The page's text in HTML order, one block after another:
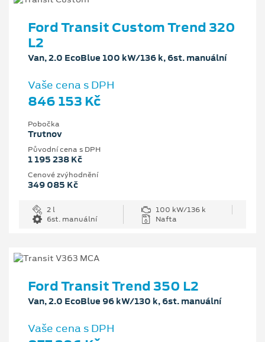
Ford Transit Custom Trend 320
L2
Van, 2.0 EcoBlue 100 kW/136 k, 6st. manuální
Vaše cena s DPH
846 153 Kč
Pobočka
Trutnov
Původní cena s DPH
1 195 238 Kč
Cenové zvýhodnění
349 085 Kč
2 l
100 kW/136 k
6st. manuální
Nafta
Ford Transit Trend 350 L2
Van, 2.0 EcoBlue 96 kW/130 k, 6st. manuální
Vaše cena s DPH